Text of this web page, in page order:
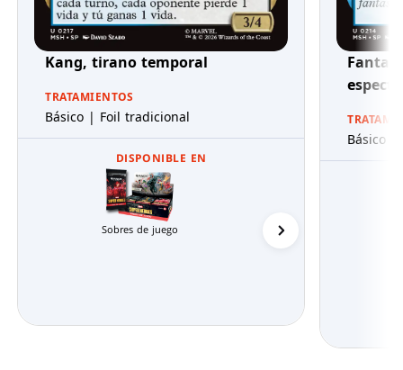
Kang, tirano temporal
TRATAMIENTOS
Básico | Foil tradicional
DISPONIBLE EN
Sobres de juego
Básico |